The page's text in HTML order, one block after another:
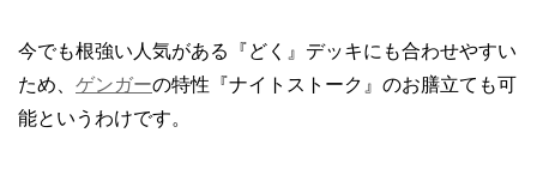
今でも根強い人気がある『どく』デッキにも合わせやすい
ため、 ゲンガーの特性『ナイトストーク』のお膳立ても可
能というわけです。